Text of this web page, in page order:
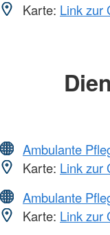
Karte: Link zur
Ambulante
Karte: Link zur
Ambulante
Karte: Link zur